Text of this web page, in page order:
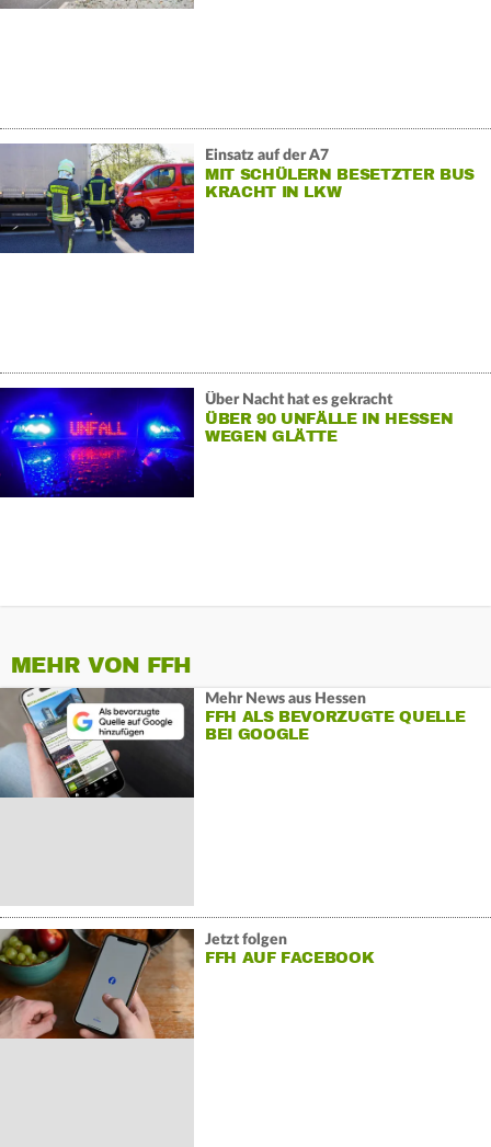
Einsatz auf der A7
MIT SCHÜLERN BESETZTER BUS
KRACHT IN LKW
Über Nacht hat es gekracht
ÜBER 90 UNFÄLLE IN HESSEN
WEGEN GLÄTTE
MEHR VON FFH
Mehr News aus Hessen
FFH ALS BEVORZUGTE QUELLE
BEI GOOGLE
Jetzt folgen
FFH AUF FACEBOOK